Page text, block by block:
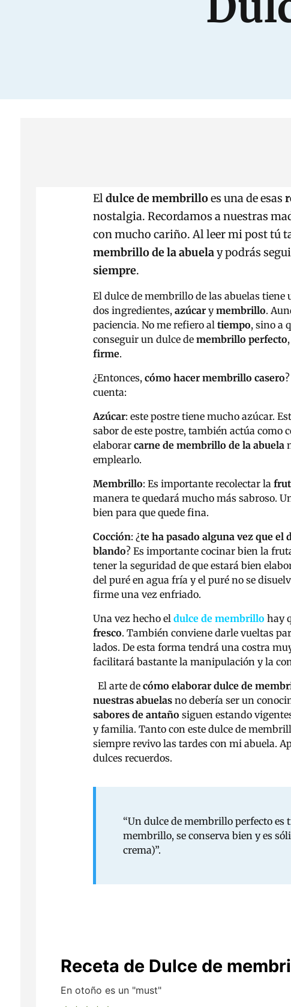
Eldulce de membrilloes una de esas
nostalgia. Recordamos a nuestras
con mucho cariño. Al leer mi post tú
membrillo de la abuelay podrás
siempre.
El dulce de membrillo de las abuelas tiene
dos ingredientes,azúcarymembrillo.
paciencia. No me refiero altiempo, sino a
conseguir un dulce demembrillo perfecto,
firme.
¿Entonces,cómo hacer membrillo casero
cuenta:
Azúcar: este postre tiene mucho azúcar.
sabor de este postre, también actúa como
elaborarcarne de membrillo de la abuela
emplearlo.
Membrillo: Es importante recolectar la
manera te quedará mucho más sabroso.
bien para que quede fina.
Cocción: ¿te ha pasado alguna vez que
blando? Es importante cocinar bien la
tener la seguridad de que estará bien
del puré en agua fría y el puré no se
firme una vez enfriado.
Una vez hecho el dulce de membrillo hay
fresco. También conviene darle vueltas
lados. De esta forma tendrá una costra
facilitará bastante la manipulación y la
El arte decómo elaborar dulce de
nuestras abuelas no debería ser un
sabores de antaño siguen estando
y familia. Tanto con este dulce de
siempre revivo las tardes con mi abuela.
dulces recuerdos.
“Un dulce de membrillo perfecto es
membrillo, se conserva bien y es
crema)”.
Receta de Dulce de
En otoño es un "must"